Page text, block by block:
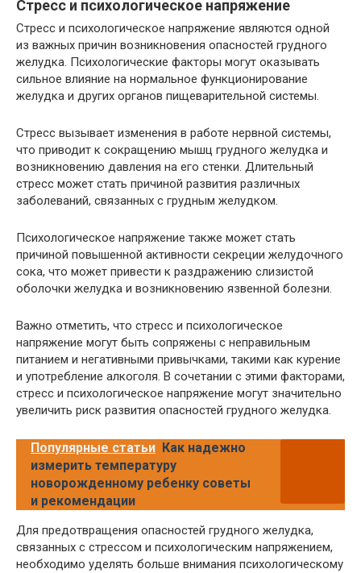
Стресс и психологическое напряжение
Стресс и психологическое напряжение являются одной
из важных причин возникновения опасностей грудного
желудка. Психологические факторы могут оказывать
сильное влияние на нормальное функционирование
желудка и других органов пищеварительной системы.
Стресс вызывает изменения в работе нервной системы,
что приводит к сокращению мышц грудного желудка и
возникновению давления на его стенки. Длительный
стресс может стать причиной развития различных
заболеваний, связанных с грудным желудком.
Психологическое напряжение также может стать
причиной повышенной активности секреции желудочного
сока, что может привести к раздражению слизистой
оболочки желудка и возникновению язвенной болезни.
Важно отметить, что стресс и психологическое
напряжение могут быть сопряжены с неправильным
питанием и негативными привычками, такими как курение
и употребление алкоголя. В сочетании с этими факторами,
стресс и психологическое напряжение могут значительно
увеличить риск развития опасностей грудного желудка.
Популярные статьи Как надежно
измерить температуру
новорожденному ребенку советы
и рекомендации
Для предотвращения опасностей грудного желудка,
связанных с стрессом и психологическим напряжением,
необходимо уделять больше внимания психологическому